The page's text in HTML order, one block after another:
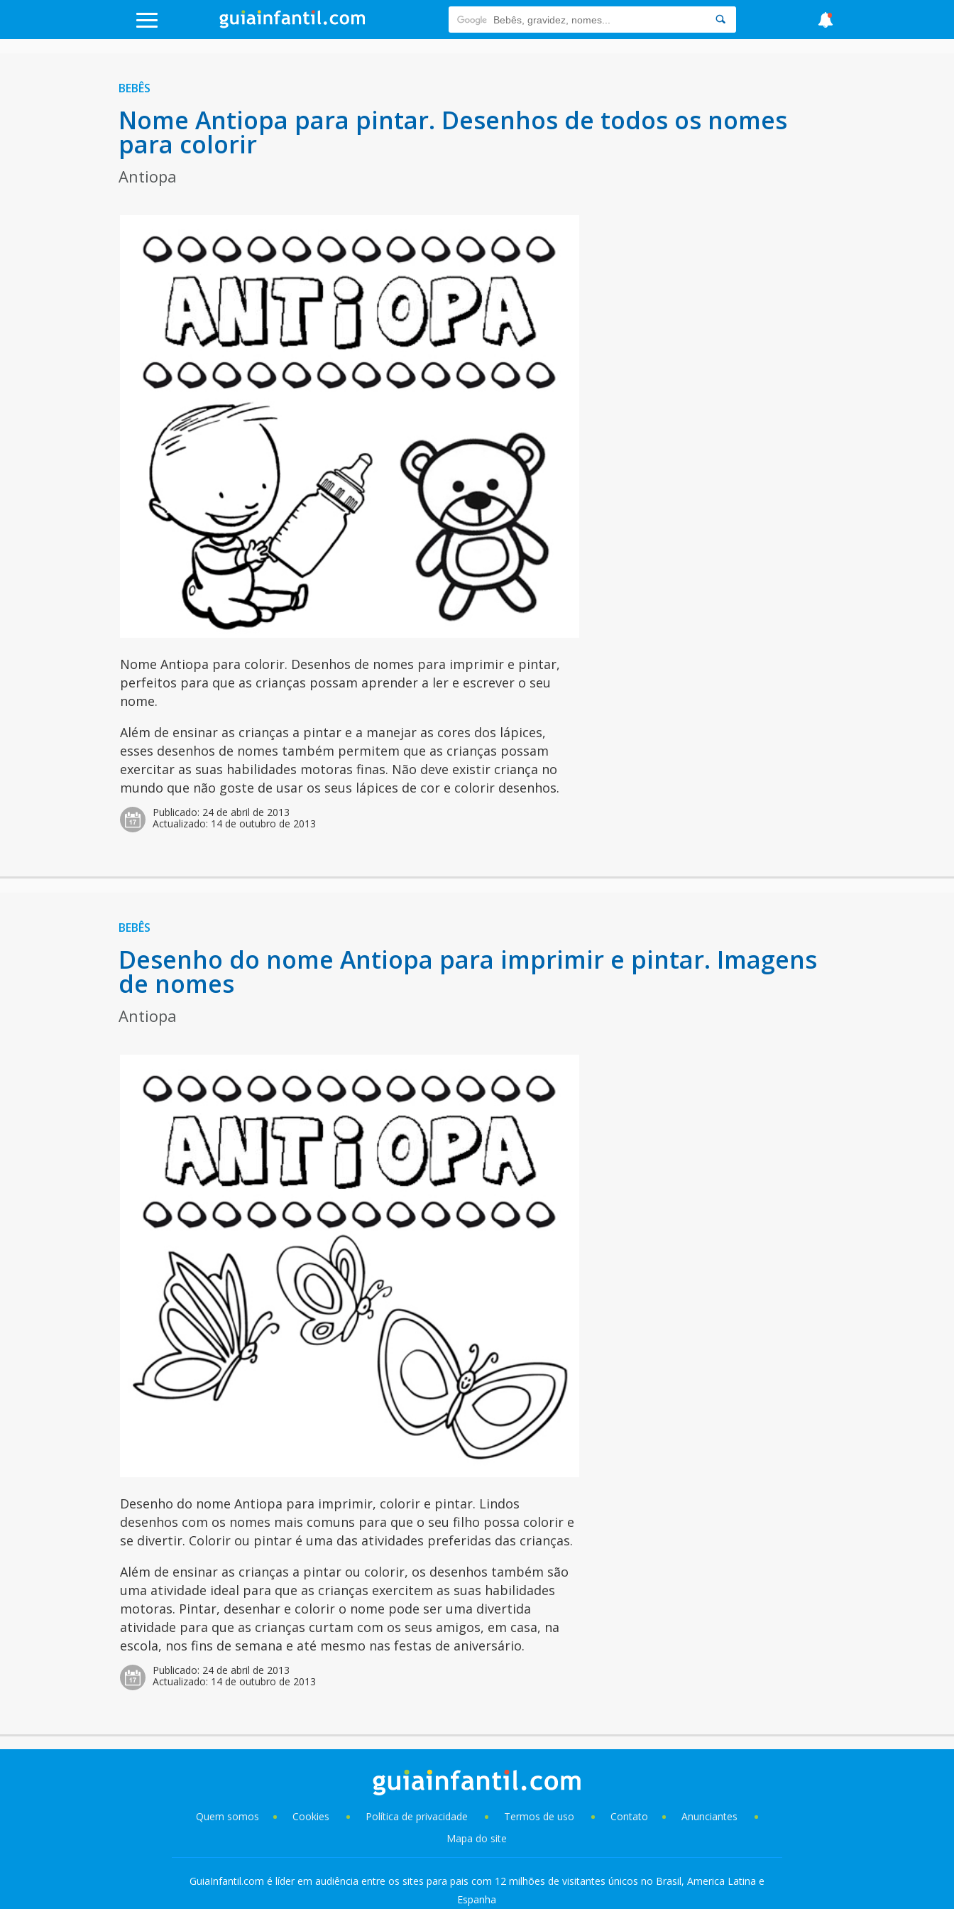
BEBÊS
Nome Antiopa para pintar. Desenhos de todos os nomes
para colorir
Antiopa
Nome Antiopa para colorir. Desenhos de nomes para imprimir e pintar,
perfeitos para que as crianças possam aprender a ler e escrever o seu
nome.
Além de ensinar as crianças a pintar e a manejar as cores dos lápices,
esses desenhos de nomes também permitem que as crianças possam
exercitar as suas habilidades motoras finas. Não deve existir criança no
mundo que não goste de usar os seus lápices de cor e colorir desenhos.
Publicado: 24 de abril de 2013
Actualizado: 14 de outubro de 2013
BEBÊS
Desenho do nome Antiopa para imprimir e pintar. Imagens
de nomes
Antiopa
Desenho do nome Antiopa para imprimir, colorir e pintar. Lindos
desenhos com os nomes mais comuns para que o seu filho possa colorir e
se divertir. Colorir ou pintar é uma das atividades preferidas das crianças.
Além de ensinar as crianças a pintar ou colorir, os desenhos também são
uma atividade ideal para que as crianças exercitem as suas habilidades
motoras. Pintar, desenhar e colorir o nome pode ser uma divertida
atividade para que as crianças curtam com os seus amigos, em casa, na
escola, nos fins de semana e até mesmo nas festas de aniversário.
Publicado: 24 de abril de 2013
Actualizado: 14 de outubro de 2013
Quem somos Cookies Política de privacidade Termos de uso Contato
Anunciantes
Mapa do site
GuiaInfantil.com é líder em audiência entre os sites para pais com 12 milhões de visitantes únicos no Brasil, America Latina e
Espanha